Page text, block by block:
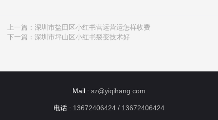
上一篇： 深圳市盐田区小红书营运营运怎样收费
下一篇： 深圳市坪山区小红书裂变技术好
Mail : sz@yiqihang.com
电话 : 13672406424 / 13672406424